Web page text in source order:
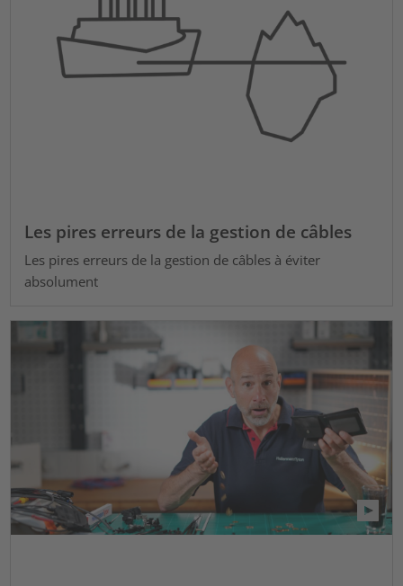
Les pires erreurs de la gestion de câbles
Les pires erreurs de la gestion de câbles à éviter
absolument